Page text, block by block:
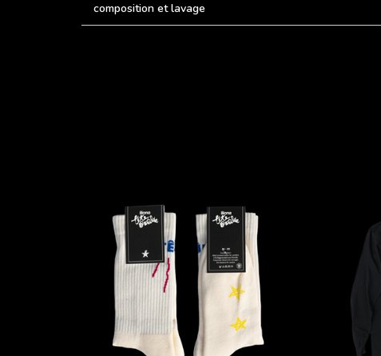
composition et lavage